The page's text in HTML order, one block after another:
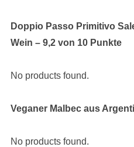
Doppio Passo Primitivo
Wein – 9,2 von 10 Punkte
No products found.
Veganer Malbec aus
No products found.